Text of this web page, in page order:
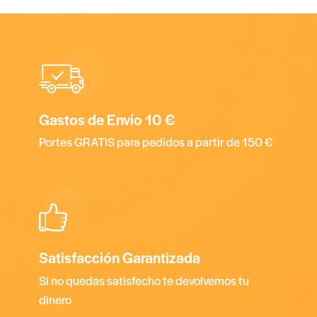
Gastos de Envío 10 €
Portes GRATIS para pedidos a partir de 150 €
Satisfacción Garantizada
Si no quedas satisfecho te devolvemos tu
dinero